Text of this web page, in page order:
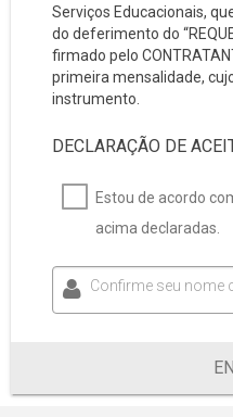
Serviços Educacionais,
do deferimento do
firmado pelo
primeira mensalidade,
instrumento.
DECLARAÇÃO DE
Estou de acordo
acima declaradas.
Confirme seu nome